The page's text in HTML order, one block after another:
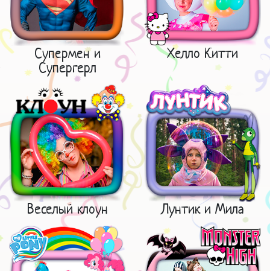
Супермен и
Супергерл
Хелло Китти
Веселый клоун Лунтик и Мила